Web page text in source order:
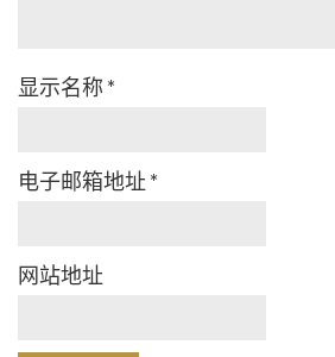
显示名称 *
电子邮箱地址 *
网站地址